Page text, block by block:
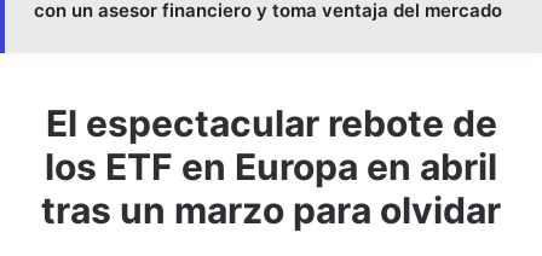
con un asesor financiero y toma ventaja del mercado
El espectacular rebote de
los ETF en Europa en abril
tras un marzo para olvidar